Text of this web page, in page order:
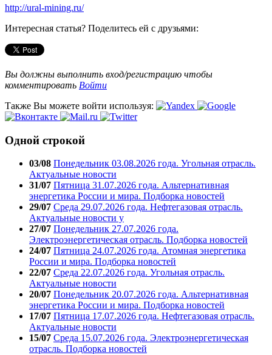
http://ural-mining.ru/
Интересная статья? Поделитесь ей с друзьями:
Вы должны выполнить вход/регистрацию чтобы
комментировать Войти
Также Вы можете войти используя:
Одной строкой
03/08 Понедельник 03.08.2026 года. Угольная отрасль.
Актуальные новости
31/07 Пятница 31.07.2026 года. Альтернативная
энергетика России и мира. Подборка новостей
29/07 Среда 29.07.2026 года. Нефтегазовая отрасль.
Актуальные новости у
27/07 Понедельник 27.07.2026 года.
Электроэнергетическая отрасль. Подборка новостей
24/07 Пятница 24.07.2026 года. Атомная энергетика
России и мира. Подборка новостей
22/07 Среда 22.07.2026 года. Угольная отрасль.
Актуальные новости
20/07 Понедельник 20.07.2026 года. Альтернативная
энергетика России и мира. Подборка новостей
17/07 Пятница 17.07.2026 года. Нефтегазовая отрасль.
Актуальные новости
15/07 Среда 15.07.2026 года. Электроэнергетическая
отрасль. Подборка новостей